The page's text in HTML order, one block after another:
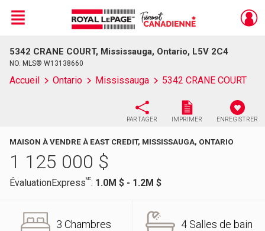
Live
En Direct
Menu
5342 CRANE COURT, Mississauga, Ontario, L5V 2C4
NO. MLS® W13138660
Accueil Ontario Mississauga 5342 CRANE COURT
PARTAGER IMPRIMER ENREGISTRER
MAISON À VENDRE À EAST CREDIT, MISSISSAUGA, ONTARIO
1 125 000 $
ÉvaluationExpressMC: 1.0M $ - 1.2M $
3 Chambres 4 Salles de bain